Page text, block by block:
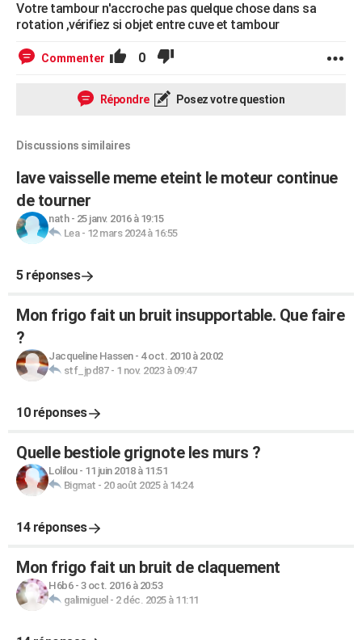
FORUM
Bricolage
Lifestyle
Culture
Sport
Auto
Television
Voyage
Cinema
Votre tambour n'accroche pas quelque chose dans sa
rotation ,vérifiez si objet entre cuve et tambour
Commenter 0
Répondre Posez votre question
Discussions similaires
lave vaisselle meme eteint le moteur continue
de tourner
nath- 25 janv. 2016 à 19:15
Lea- 12 mars 2024 à 16:55
5 réponses
Mon frigo fait un bruit insupportable. Que faire
?
Jacqueline Hassen- 4 oct. 2010 à 20:02
stf_jpd87- 1 nov. 2023 à 09:47
10 réponses
Quelle bestiole grignote les murs ?
Lolilou- 11 juin 2018 à 11:51
Bigmat - 20 août 2025 à 14:24
14 réponses
Mon frigo fait un bruit de claquement
H6b6- 3 oct. 2016 à 20:53
galimiguel - 2 déc. 2025 à 11:11